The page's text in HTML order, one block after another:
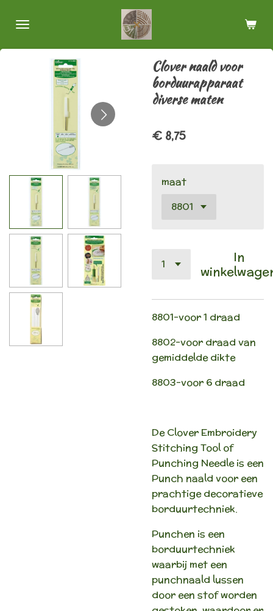
direct
hoofdinhoud
Clover naald voor
borduurapparaat
diverse maten
€ 8,75
maat
In
8801-voor 1 draad
8802-voor draad van
gemiddelde dikte
8803-voor 6 draad
De Clover Embroidery
Stitching Tool of
Punching Needle is een
Punch naald voor een
prachtige decoratieve
borduurtechniek.
Punchen is een
borduurtechniek
waarbij met een
punchnaald lussen
door een stof worden